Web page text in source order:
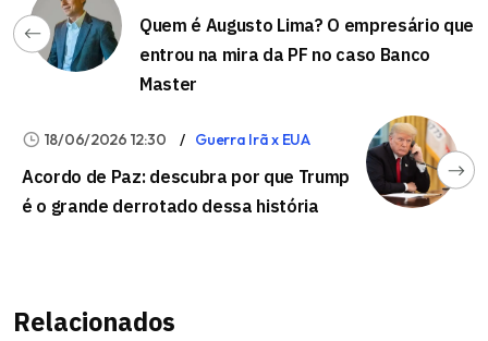
Quem é Augusto Lima? O empresário que
entrou na mira da PF no caso Banco
Master
18/06/2026 12:30 Guerra Irã x EUA
Acordo de Paz: descubra por que Trump
é o grande derrotado dessa história
Relacionados